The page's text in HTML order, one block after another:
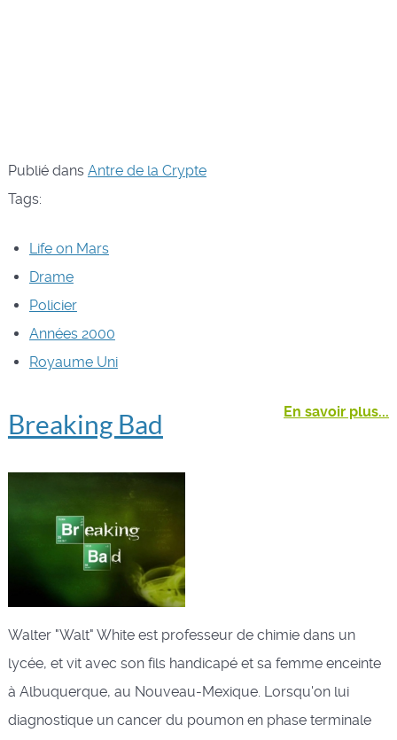
Publié dans Antre de la Crypte
Tags:
Life on Mars
Drame
Policier
Années 2000
Royaume Uni
En savoir plus...
Breaking Bad
Walter "Walt" White est professeur de chimie dans un
lycée, et vit avec son fils handicapé et sa femme enceinte
à Albuquerque, au Nouveau-Mexique. Lorsqu'on lui
diagnostique un cancer du poumon en phase terminale